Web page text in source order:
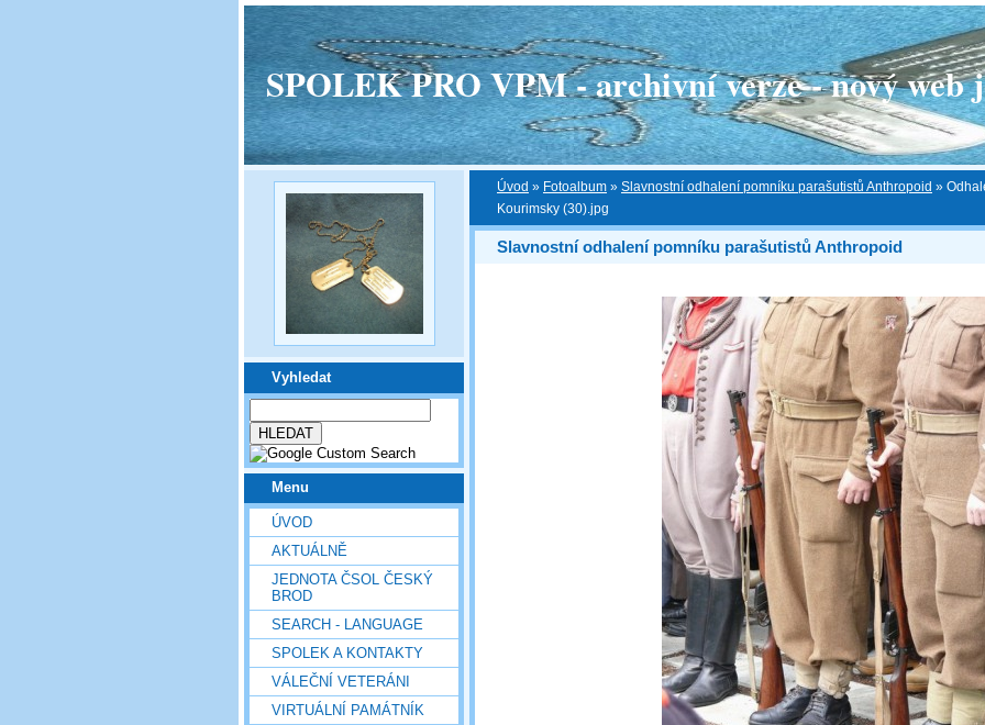
SPOLEK PRO VPM - archivní verze - nový web
Vyhledat
Menu
ÚVOD
AKTUÁLNĚ
JEDNOTA ČSOL ČESKÝ
BROD
SEARCH - LANGUAGE
SPOLEK A KONTAKTY
VÁLEČNÍ VETERÁNI
VIRTUÁLNÍ PAMÁTNÍK
Úvod » Fotoalbum » Slavnostní odhalení pomníku parašutistů Anthropoid »
Kourimsky (30).jpg
Slavnostní odhalení pomníku parašutistů Anthropoid